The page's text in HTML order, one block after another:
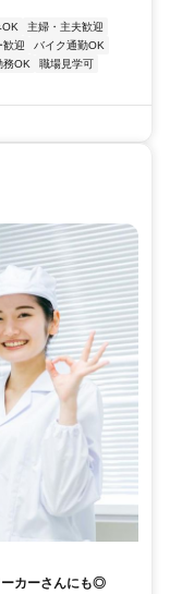
OK
主婦・主夫歓迎
歓迎
バイク通勤OK
務OK
職場見学可
カーさんにも◎